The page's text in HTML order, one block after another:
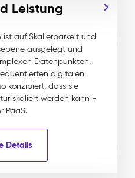
Leistung
ist auf Skalierbarkeit und
ausgelegt und
Datenpunkten,
digitalen
konzipiert, dass sie
skaliert werden kann -
PaaS.
Details